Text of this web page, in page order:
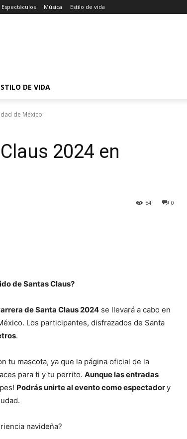
Espectáculos Música Estilo de vida
DE VIDA
de México!
2024 en
0
54
de Santas Claus?
de Santa Claus 2024 se llevará a cabo en
Los participantes, disfrazados de Santa
.
tu mascota, ya que la página oficial de la
para ti y tu perrito. Aunque las entradas
Podrás unirte al evento como espectadory
navideña?